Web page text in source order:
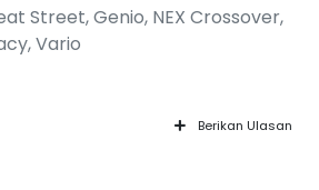
Street, Genio, NEX Crossover,
Vario
Berikan Ulasan